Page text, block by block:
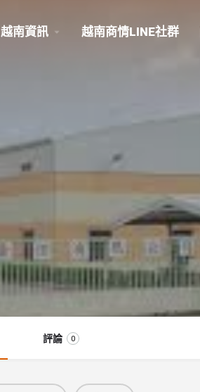
越南資訊 越南商情LINE社群
評論 0